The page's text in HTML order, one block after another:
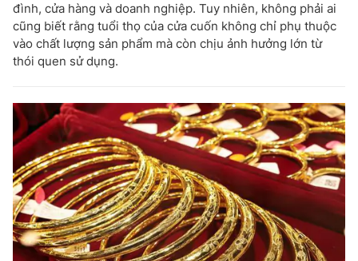
đình, cửa hàng và doanh nghiệp. Tuy nhiên, không phải ai
cũng biết rằng tuổi thọ của cửa cuốn không chỉ phụ thuộc
vào chất lượng sản phẩm mà còn chịu ảnh hưởng lớn từ
thói quen sử dụng.